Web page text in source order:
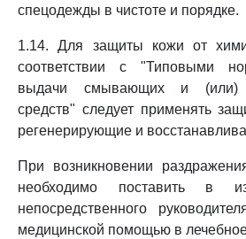
спецодежды в чистоте и порядке.
1.14. Для защиты кожи от
соответствии с "Типовыми
выдачи смывающих и (или)
средств" следует применять
регенерирующие и
При возникновении
необходимо поставить в
непосредственного
медицинской помощью в